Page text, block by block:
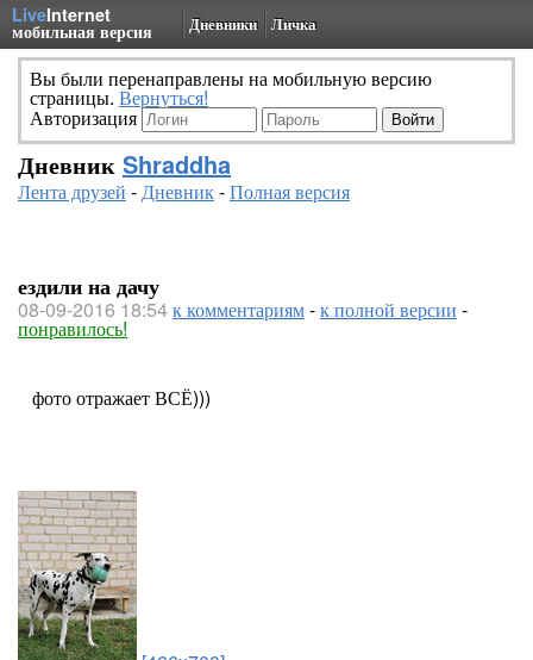
LiveInternet
мобильная версия Дневники Личка
Вы были перенаправлены на мобильную версию
страницы. Вернуться!
Авторизация
Дневник Shraddha
Лента друзей -Дневник-Полная версия
ездили на дачу
08-09-2016 18:54к комментариям-к полной версии -
понравилось!
фото отражает ВСЁ)))